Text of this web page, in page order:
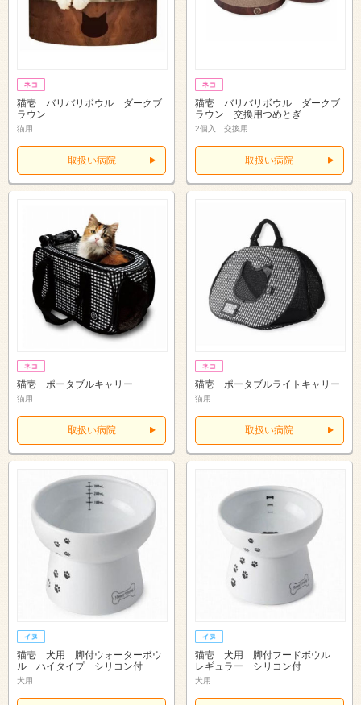
猫壱 バリバリボウル ダークブ
ラウン
猫用
取扱い病院
猫壱 バリバリボウル ダークブ
ラウン 交換用つめとぎ
2個入 交換用
取扱い病院
猫壱 ポータブルキャリー
猫用
取扱い病院
猫壱 ポータブルライトキャリー
猫用
取扱い病院
猫壱 犬用 脚付ウォーターボウ
ル ハイタイプ シリコン付
犬用
猫壱 犬用 脚付フードボウル
レギュラー シリコン付
犬用